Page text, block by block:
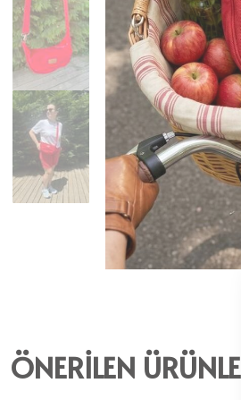
ÖNERİLEN ÜRÜNLER